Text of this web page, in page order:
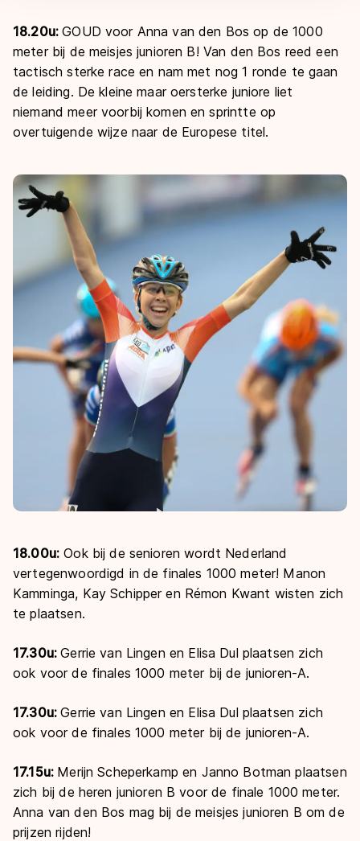
18.20u:GOUD voor Anna van den Bos op de 1000
meter bij de meisjes junioren B! Van den Bos reed een
tactisch sterke race en nam met nog 1 ronde te gaan
de leiding. De kleine maar oersterke juniore liet
niemand meer voorbij komen en sprintte op
overtuigende wijze naar de Europese titel.
18.00u: Ook bij de senioren wordt Nederland
vertegenwoordigd in de finales 1000 meter! Manon
Kamminga, Kay Schipper en Rémon Kwant wisten zich
te plaatsen.
17.30u:Gerrie van Lingen en Elisa Dul plaatsen zich
ook voor de finales 1000 meter bij de junioren-A.
17.30u:Gerrie van Lingen en Elisa Dul plaatsen zich
ook voor de finales 1000 meter bij de junioren-A.
17.15u: Merijn Scheperkamp en Janno Botman plaatsen
zich bij de heren junioren B voor de finale 1000 meter.
Anna van den Bos mag bij de meisjes junioren B om de
prijzen rijden!